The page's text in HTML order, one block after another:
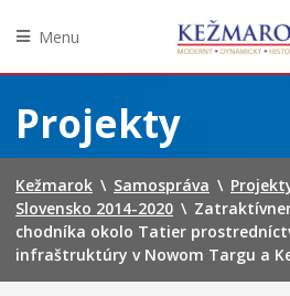
obsah
Menu
Projekty
Kežmarok \ Samospráva \
Slovensko 2014-2020 \
chodníka okolo Tatier
infraštruktúry v Nowom Targu a